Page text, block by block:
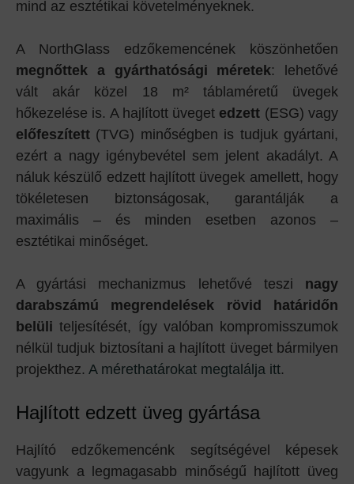
mind az esztétikai követelményeknek.
A NorthGlass edzőkemencének köszönhetően
megnőttek a gyárthatósági méretek: lehetővé
vált akár közel 18 m² táblaméretű üvegek
hőkezelése is. A hajlított üveget edzett (ESG) vagy
előfeszített (TVG) minőségben is tudjuk gyártani,
ezért a nagy igénybevétel sem jelent akadályt. A
náluk készülő edzett hajlított üvegek amellett, hogy
tökéletesen biztonságosak, garantálják a
maximális – és minden esetben azonos –
esztétikai minőséget.
A gyártási mechanizmus lehetővé teszi nagy
darabszámú megrendelések rövid határidőn
belüli teljesítését, így valóban kompromisszumok
nélkül tudjuk biztosítani a hajlított üveget bármilyen
projekthez. A mérethatárokat megtalálja itt.
Hajlított edzett üveg gyártása
Hajlító edzőkemencénk segítségével képesek
vagyunk a legmagasabb minőségű hajlított üveg